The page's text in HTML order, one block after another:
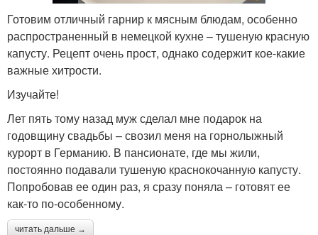
Готовим отличный гарнир к мясным блюдам, особенно
распространенный в немецкой кухне – тушеную красную
капусту. Рецепт очень прост, однако содержит кое-какие
важные хитрости.
Изучайте!
Лет пять тому назад муж сделал мне подарок на
годовщину свадьбы – свозил меня на горнолыжный
курорт в Германию. В пансионате, где мы жили,
постоянно подавали тушеную краснокочанную капусту.
Попробовав ее один раз, я сразу поняла – готовят ее
как-то по-особенному.
читать дальше →